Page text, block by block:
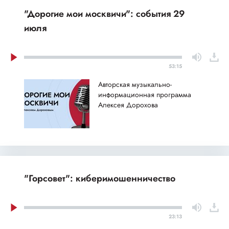
"Дорогие мои москвичи": события 29
июля
53:15
Авторская музыкально-
информационная программа
Алексея Дорохова
"Горсовет": киберимошенничество
23:13